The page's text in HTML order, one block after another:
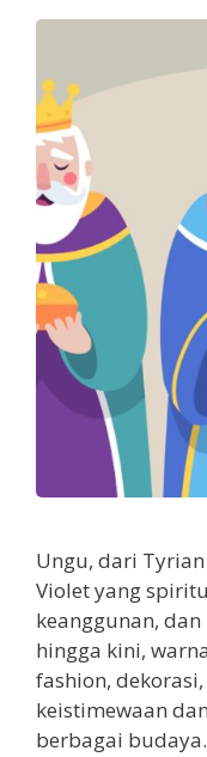
Ungu, dari
Violet yang
keanggunan,
hingga kini,
fashion,
keistimewaan
berbagai budaya.